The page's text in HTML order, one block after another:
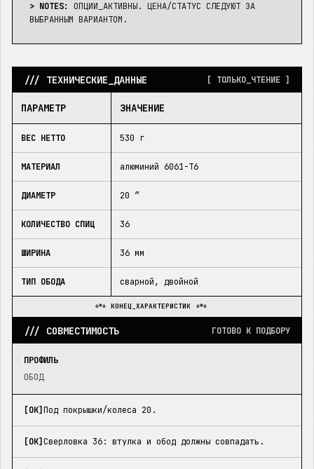
> NOTES:
ОПЦИИ_АКТИВНЫ. ЦЕНА/СТАТУС СЛЕДУЮТ ЗА
ВЫБРАННЫМ ВАРИАНТОМ.
/// ТЕХНИЧЕСКИЕ_ДАННЫЕ [ ТОЛЬКО_ЧТЕНИЕ ]
ПАРАМЕТР ЗНАЧЕНИЕ
ВЕС НЕТТО 530 г
МАТЕРИАЛ алюминий 6061-T6
ДИАМЕТР 20 ″
КОЛИЧЕСТВО СПИЦ 36
ШИРИНА 36 мм
ТИП ОБОДА сварной, двойной
*** КОНЕЦ_ХАРАКТЕРИСТИК ***
/// СОВМЕСТИМОСТЬ ГОТОВО К ПОДБОРУ
ПРОФИЛЬ
ОБОД
[OK] Под покрышки/колеса 20.
[OK] Сверловка 36: втулка и обод должны совпадать.